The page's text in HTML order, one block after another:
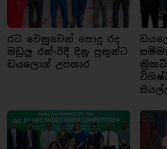
රට වෙනුවෙන් පොදු රද
මඩුලු රන්-රිදී දිනූ පුතුන්ට
ඩයලොග් උපහාර